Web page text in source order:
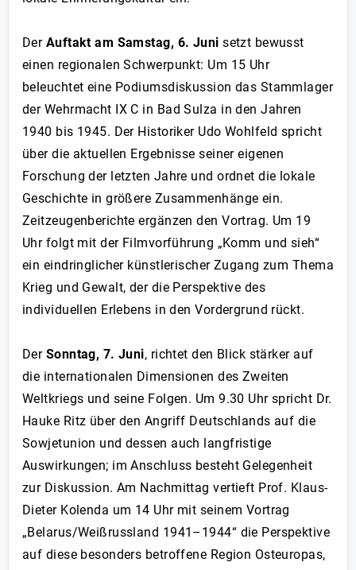
Der Auftakt am Samstag, 6. Juni setzt bewusst
einen regionalen Schwerpunkt: Um 15 Uhr
beleuchtet eine Podiumsdiskussion das Stammlager
der Wehrmacht IX C in Bad Sulza in den Jahren
1940 bis 1945. Der Historiker Udo Wohlfeld spricht
über die aktuellen Ergebnisse seiner eigenen
Forschung der letzten Jahre und ordnet die lokale
Geschichte in größere Zusammenhänge ein.
Zeitzeugenberichte ergänzen den Vortrag. Um 19
Uhr folgt mit der Filmvorführung „Komm und sieh“
ein eindringlicher künstlerischer Zugang zum Thema
Krieg und Gewalt, der die Perspektive des
individuellen Erlebens in den Vordergrund rückt.
Der Sonntag, 7. Juni, richtet den Blick stärker auf
die internationalen Dimensionen des Zweiten
Weltkriegs und seine Folgen. Um 9.30 Uhr spricht Dr.
Hauke Ritz über den Angriff Deutschlands auf die
Sowjetunion und dessen auch langfristige
Auswirkungen; im Anschluss besteht Gelegenheit
zur Diskussion. Am Nachmittag vertieft Prof. Klaus-
Dieter Kolenda um 14 Uhr mit seinem Vortrag
„Belarus/Weißrussland 1941–1944“ die Perspektive
auf diese besonders betroffene Region Osteuropas,